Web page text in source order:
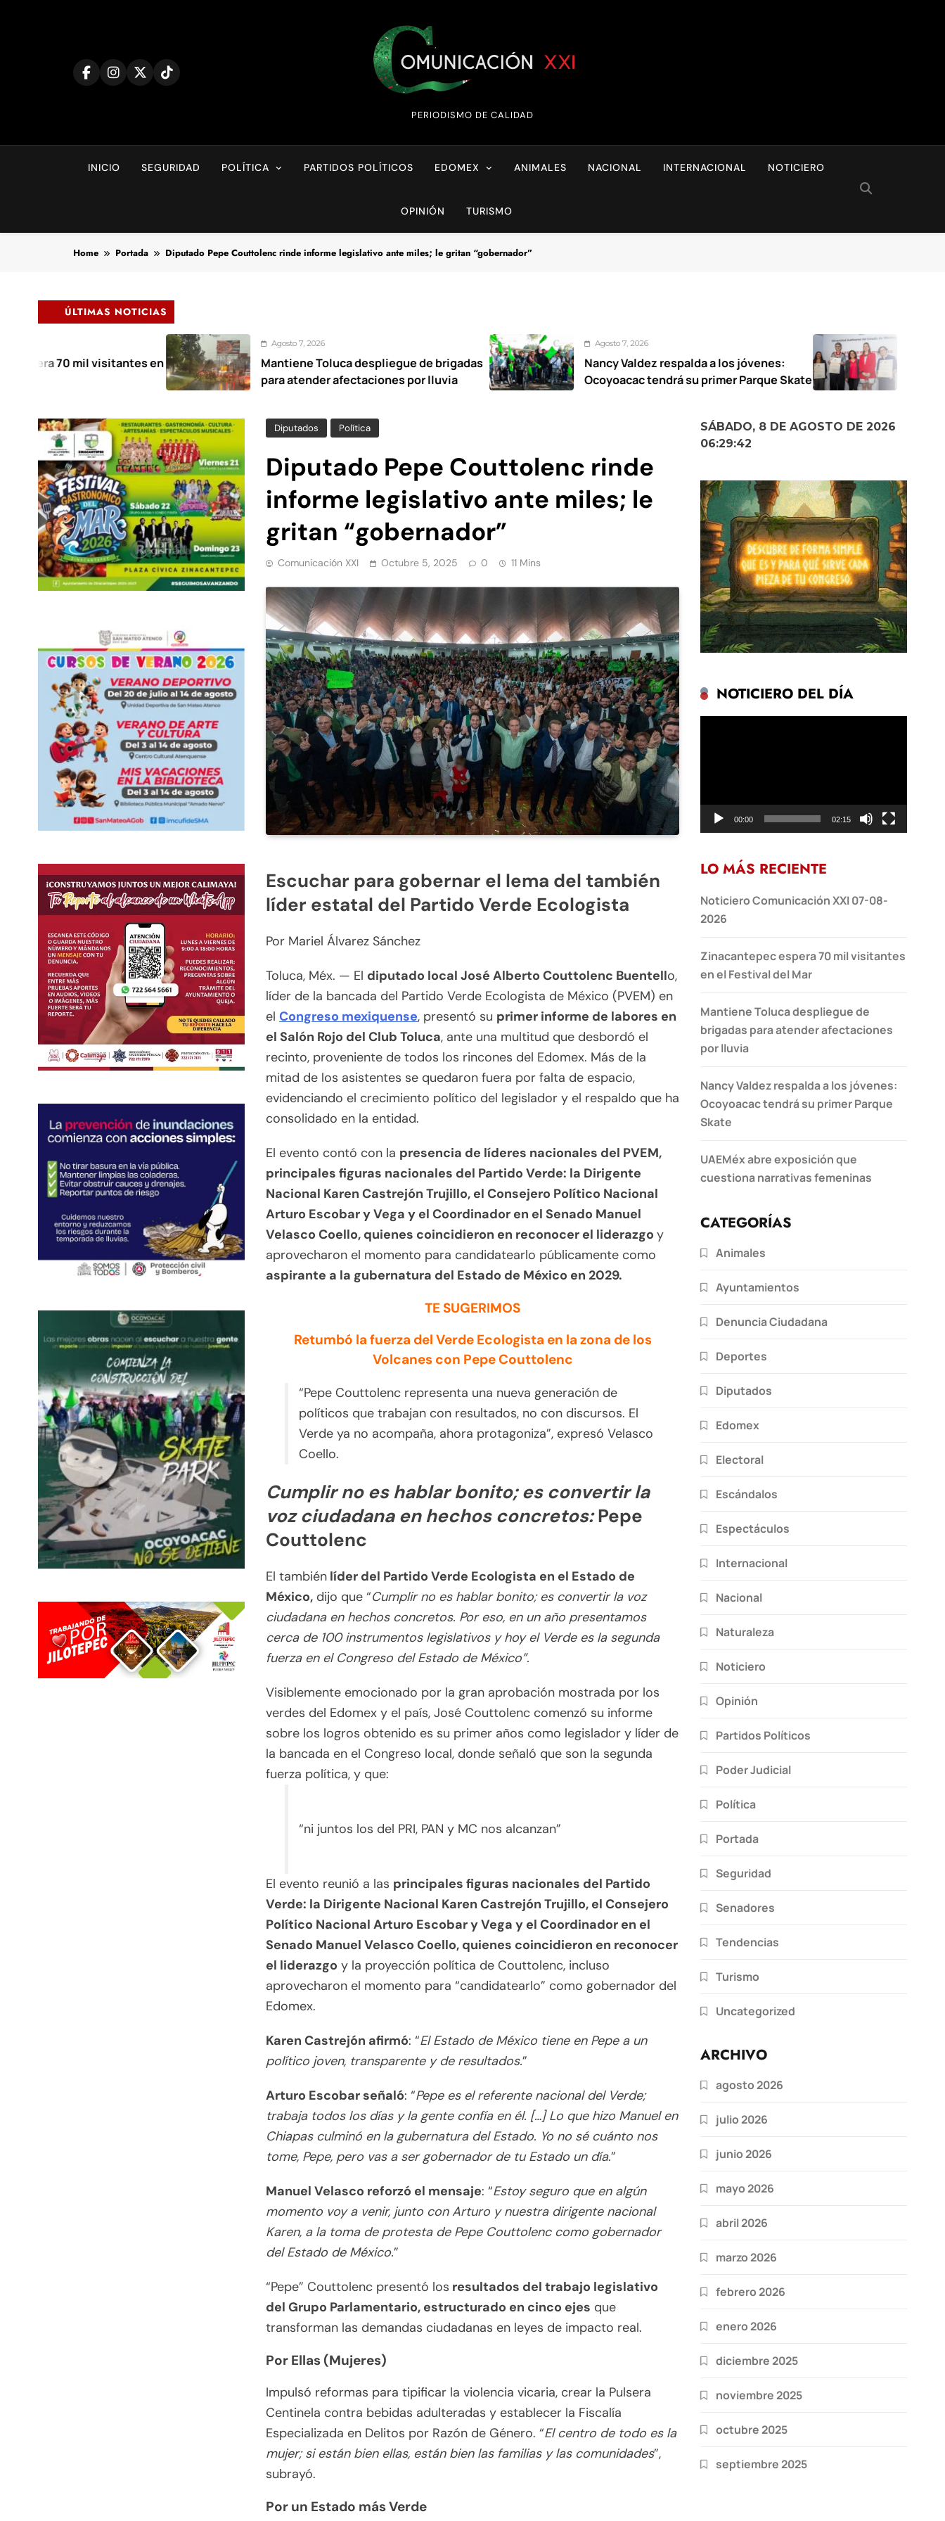
Comunicación XXI
PERIODISMO DE CALIDAD
INICIO SEGURIDAD POLÍTICA PARTIDOS POLÍTICOS EDOMEX ANIMALES NACIONAL INTERNACIONAL NOTICIERO
OPINIÓN TURISMO
Home Portada Diputado Pepe Couttolenc rinde informe legislativo ante miles; le gritan “gobernador”
ÚLTIMAS NOTICIAS
visitantes en
Agosto 7, 2026
Mantiene Toluca despliegue de brigadas
para atender afectaciones por lluvia
Agosto 7, 2026
Nancy Valdez respalda a los jóvenes:
Ocoyoacac tendrá su primer Parque Skate
Agosto 7, 2026
UAEMéx abre
narrativas femeninas
Diputados Política
Diputado Pepe Couttolenc rinde
informe legislativo ante miles; le
gritan “gobernador”
Comunicación XXI Octubre 5, 2025 0 11 Mins
Escuchar para gobernar el lema del también
líder estatal del Partido Verde Ecologista
Por Mariel Álvarez Sánchez
Toluca, Méx. — El diputado local José Alberto Couttolenc Buentello,
líder de la bancada del Partido Verde Ecologista de México (PVEM) en
el Congreso mexiquense, presentó su primer informe de labores en
el Salón Rojo del Club Toluca, ante una multitud que desbordó el
recinto, proveniente de todos los rincones del Edomex. Más de la
mitad de los asistentes se quedaron fuera por falta de espacio,
evidenciando el crecimiento político del legislador y el respaldo que ha
consolidado en la entidad.
El evento contó con la presencia de líderes nacionales del PVEM,
principales figuras nacionales del Partido Verde: la Dirigente
Nacional Karen Castrejón Trujillo, el Consejero Político Nacional
Arturo Escobar y Vega y el Coordinador en el Senado Manuel
Velasco Coello, quienes coincidieron en reconocer el liderazgo y
aprovecharon el momento para candidatearlo públicamente como
aspirante a la gubernatura del Estado de México en 2029.
TE SUGERIMOS
Retumbó la fuerza del Verde Ecologista en la zona de los
Volcanes con Pepe Couttolenc
“Pepe Couttolenc representa una nueva generación de
políticos que trabajan con resultados, no con discursos. El
Verde ya no acompaña, ahora protagoniza”, expresó Velasco
Coello.
Cumplir no es hablar bonito; es convertir la
voz ciudadana en hechos concretos:Pepe
Couttolenc
El también líder del Partido Verde Ecologista en el Estado de
México, dijo que “Cumplir no es hablar bonito; es convertir la voz
ciudadana en hechos concretos. Por eso, en un año presentamos
cerca de 100 instrumentos legislativos y hoy el Verde es la segunda
fuerza en el Congreso del Estado de México”.
Visiblemente emocionado por la gran aprobación mostrada por los
verdes del Edomex y el país, José Couttolenc comenzó su informe
sobre los logros obtenido es su primer años como legislador y líder de
la bancada en el Congreso local, donde señaló que son la segunda
fuerza política, y que:
“ni juntos los del PRI, PAN y MC nos alcanzan”
El evento reunió a las principales figuras nacionales del Partido
Verde: la Dirigente Nacional Karen Castrejón Trujillo, el Consejero
Político Nacional Arturo Escobar y Vega y el Coordinador en el
Senado Manuel Velasco Coello, quienes coincidieron en reconocer
el liderazgo y la proyección política de Couttolenc, incluso
aprovecharon el momento para “candidatearlo” como gobernador del
Edomex.
Karen Castrejón afirmó: “El Estado de México tiene en Pepe a un
político joven, transparente y de resultados.”
Arturo Escobar señaló: “Pepe es el referente nacional del Verde;
trabaja todos los días y la gente confía en él. […] Lo que hizo Manuel en
Chiapas culminó en la gubernatura del Estado. Yo no sé cuánto nos
tome, Pepe, pero vas a ser gobernador de tu Estado un día.”
Manuel Velasco reforzó el mensaje: “Estoy seguro que en algún
momento voy a venir, junto con Arturo y nuestra dirigente nacional
Karen, a la toma de protesta de Pepe Couttolenc como gobernador
del Estado de México.”
“Pepe” Couttolenc presentó los resultados del trabajo legislativo
del Grupo Parlamentario, estructurado en cinco ejes que
transforman las demandas ciudadanas en leyes de impacto real.
Por Ellas (Mujeres)
Impulsó reformas para tipificar la violencia vicaria, crear la Pulsera
Centinela contra bebidas adulteradas y establecer la Fiscalía
Especializada en Delitos por Razón de Género. “El centro de todo es la
mujer; si están bien ellas, están bien las familias y las comunidades”,
subrayó.
Por un Estado más Verde
SÁBADO, 8 DE AGOSTO DE 2026
06:29:43
NOTICIERO DEL DÍA
00:00 02:15
LO MÁS RECIENTE
Noticiero Comunicación XXI 07-08-
2026
Zinacantepec espera 70 mil visitantes
en el Festival del Mar
Mantiene Toluca despliegue de
brigadas para atender afectaciones
por lluvia
Nancy Valdez respalda a los jóvenes:
Ocoyoacac tendrá su primer Parque
Skate
UAEMéx abre exposición que
cuestiona narrativas femeninas
CATEGORÍAS
Animales
Ayuntamientos
Denuncia Ciudadana
Deportes
Diputados
Edomex
Electoral
Escándalos
Espectáculos
Internacional
Nacional
Naturaleza
Noticiero
Opinión
Partidos Políticos
Poder Judicial
Política
Portada
Seguridad
Senadores
Tendencias
Turismo
Uncategorized
ARCHIVO
agosto 2026
julio 2026
junio 2026
mayo 2026
abril 2026
marzo 2026
febrero 2026
enero 2026
diciembre 2025
noviembre 2025
octubre 2025
septiembre 2025